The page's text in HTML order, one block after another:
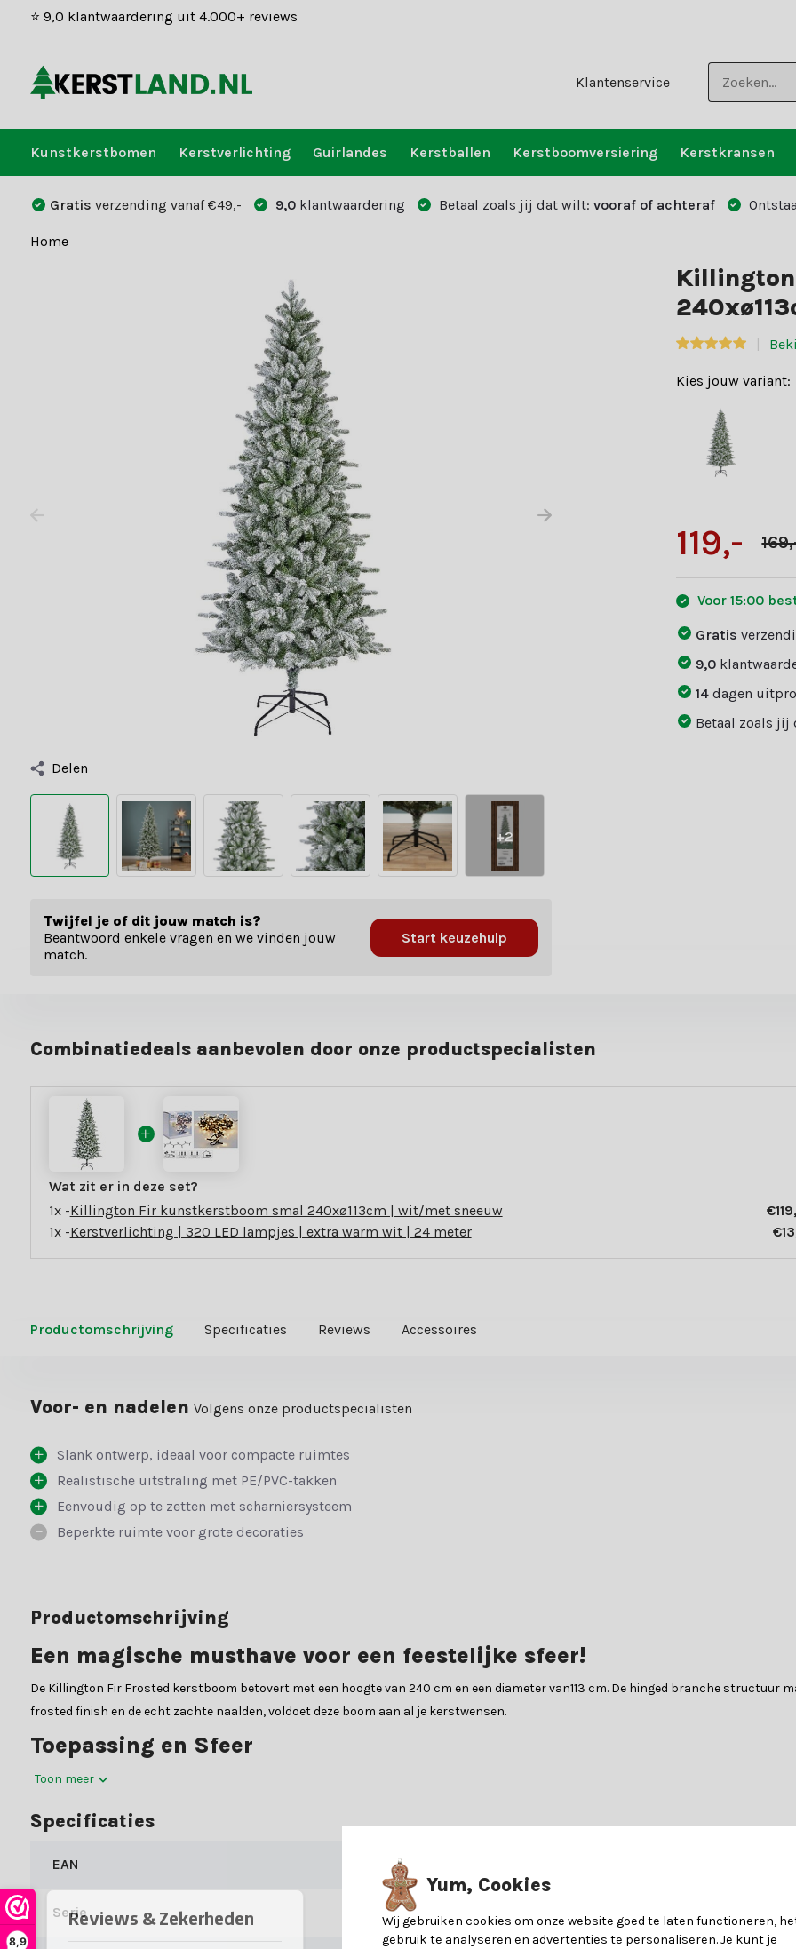
8,9
⭐ 9,0 klantwaardering uit 4.000+ reviews
Klantenservice
Kunstkerstbomen Kerstverlichting Guirlandes Kerstballen Kerstboomversiering Kerstkransen
Gratis verzending vanaf €49,- 9,0 klantwaardering Betaal zoals jij dat wilt: vooraf of achteraf
Home
Delen
+2
Twijfel je of dit jouw match is?
Beantwoord enkele vragen en we vinden jouw
match.
Start keuzehulp
Kies jouw variant:
119,-
Voor 15:00
Gratis
9,0
14dagen
Betaal zoals
Combinatiedeals aanbevolen door onze productspecialisten
Wat zit er in deze set?
1x -Killington Fir kunstkerstboom smal 240xø113cm | wit/met sneeuw
1x -Kerstverlichting | 320 LED lampjes | extra warm wit | 24 meter
Productomschrijving Specificaties Reviews Accessoires
Voor- en nadelen Volgens onze productspecialisten
Slank ontwerp, ideaal voor compacte ruimtes
Realistische uitstraling met PE/PVC-takken
Eenvoudig op te zetten met scharniersysteem
Beperkte ruimte voor grote decoraties
Productomschrijving
Een magische musthave voor een feestelijke sfeer!
De Killington Fir Frosted kerstboom betovert met een hoogte van 240 cm en een diameter van113 cm. De hinged branche structuur
frosted finish en de echt zachte naalden, voldoet deze boom aan al je kerstwensen.
Toepassing en Sfeer
Deze Killington Fir Frosted kerstboom zal je huis transformeren in een winterwonderland. Plaats hem in je woonkamer, versier hem
Duurzaam Gebruik
Om deze prachtige kerstboom duurzaam te gebruiken, berg je hem na de feestdagen zorgvuldig op en hergebruik je hem jaar na
Kies voor een milieuvriendelijke en stijlvolle kerstdecoratie met de Killington Fir Frosted.
Veiligheid en garantie
Toon meer
Specificaties
EAN
Serie Killington Fir
Yum, Cookies
Wij gebruiken cookies om onze website goed te laten functioneren,
gebruik te analyseren en advertenties te personaliseren. Je kunt je